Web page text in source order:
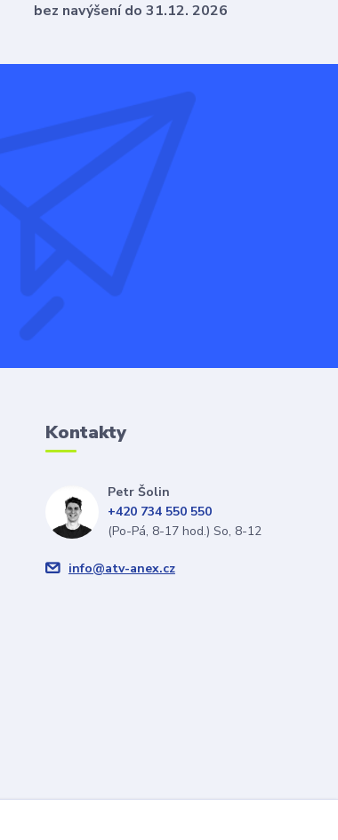
bez navýšení do 31.12. 2026
Kontakty
Petr Šolin
+420 734 550 550
(Po-Pá, 8-17 hod.) So, 8-12
info@atv-anex.cz